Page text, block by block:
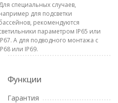
специальных случаев,
для подсветки
рекомендуются
параметром IP65 или
А для подводного монтажа с
или IP69.
Функции
Гарантия